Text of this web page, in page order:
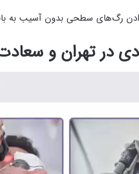
رگ‌های سطحی بدون آسیب به
در تهران و